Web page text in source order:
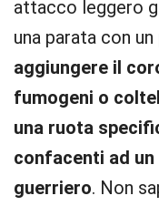
attacco leggero
una parata con un
aggiungere il
fumogeni o
una ruota
confacenti ad un
guerriero. Non